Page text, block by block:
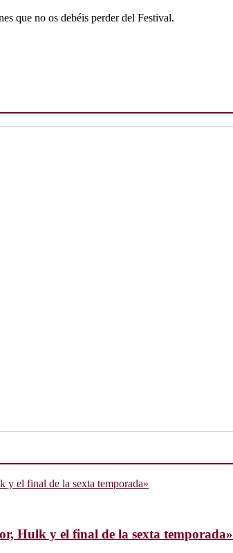
que no os debéis perder del Festival.
Hulk y el final de la sexta temporada»